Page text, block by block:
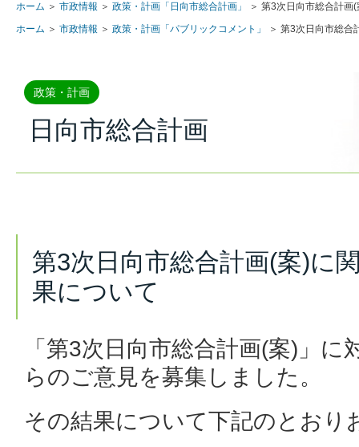
ホーム ＞ 市政情報 ＞ 政策・計画「日向市総合計画」
＞ 第3次日向市総合計画
ホーム ＞ 市政情報 ＞ 政策・計画「パブリックコメント」 ＞ 第3次日向市総合
政策・計画
日向市総合計画
第3次日向市総合計画(案)に
果について
「第3次日向市総合計画(案)」
らのご意見を募集しました。
その結果について下記のとおり